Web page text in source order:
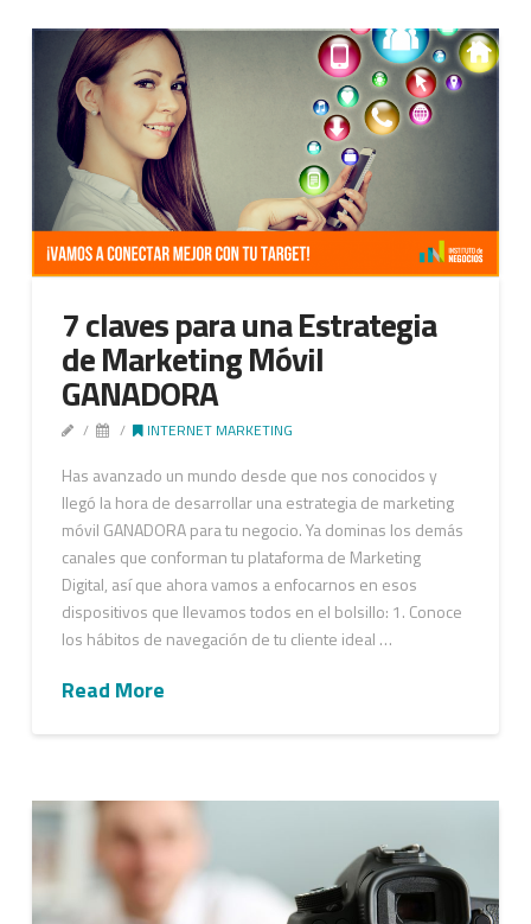
7 claves para una Estrategia
de Marketing Móvil
GANADORA
INTERNET MARKETING
Has avanzado un mundo desde que nos conocidos y
llegó la hora de desarrollar una estrategia de marketing
móvil GANADORA para tu negocio. Ya dominas los demás
canales que conforman tu plataforma de Marketing
Digital, así que ahora vamos a enfocarnos en esos
dispositivos que llevamos todos en el bolsillo: 1. Conoce
los hábitos de navegación de tu cliente ideal …
Read More